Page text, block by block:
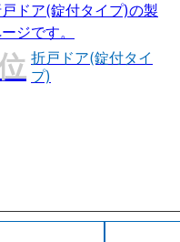
折戸ドア(錠付タイ
プ)